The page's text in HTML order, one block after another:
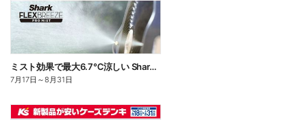
ミスト効果で最大6.7℃涼しい Shark FLEXBREEZE PRO MIST
7月17日 ～8月31日